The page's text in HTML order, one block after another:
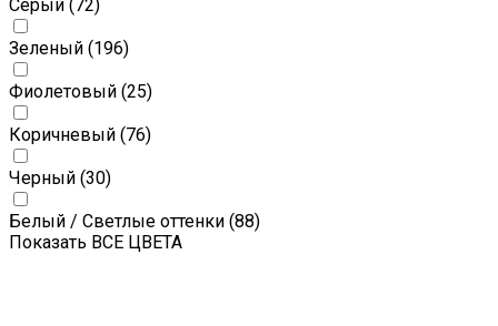
Серый (72)
Зеленый (196)
Фиолетовый (25)
Коричневый (76)
Черный (30)
Белый / Светлые оттенки (88)
Показать ВСЕ ЦВЕТА